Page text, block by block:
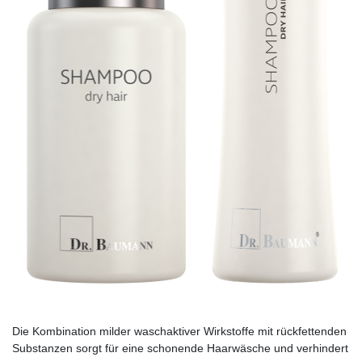
Die Kombination milder waschaktiver Wirkstoffe mit rückfettenden
Substanzen sorgt für eine schonende Haarwäsche und verhindert